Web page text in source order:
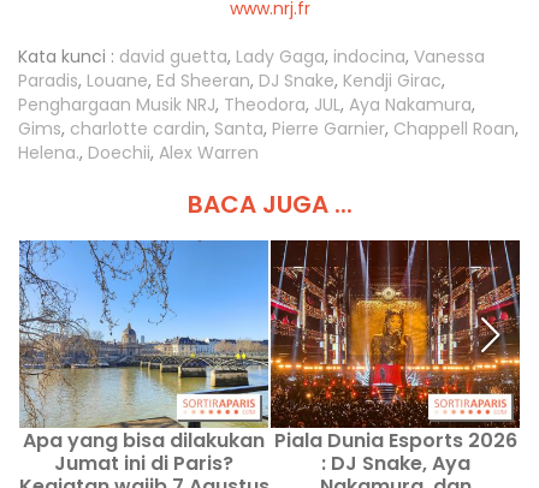
www.nrj.fr
Kata kunci : david guetta, Lady Gaga, indocina, Vanessa
Paradis, Louane, Ed Sheeran, DJ Snake, Kendji Girac,
Penghargaan Musik NRJ, Theodora, JUL, Aya Nakamura,
Gims, charlotte cardin, Santa, Pierre Garnier, Chappell Roan,
Helena., Doechii, Alex Warren
BACA JUGA ...
Apa yang bisa dilakukan
Jumat ini di Paris?
Piala Dunia Esports 2026
: DJ Snake, Aya